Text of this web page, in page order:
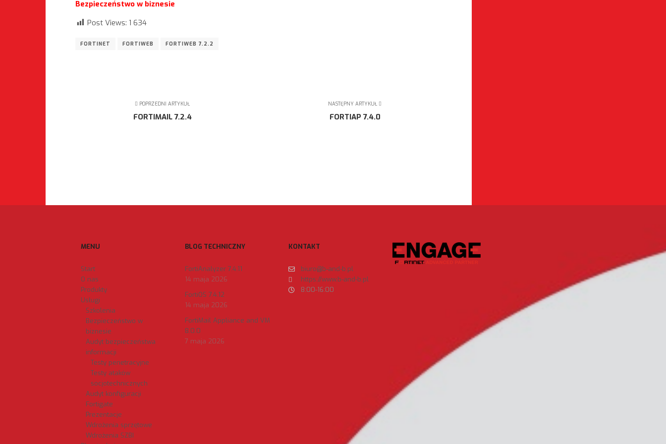
Bezpieczeństwo w biznesie
Post Views: 1 634
FORTINET FORTIWEB FORTIWEB 7.2.2
POPRZEDNI ARTYKUŁ
FORTIMAIL 7.2.4
NASTĘPNY ARTYKUŁ
FORTIAP 7.4.0
MENU
Start
O nas
Produkty
Usługi
Szkolenia
Bezpieczeństwo w
biznesie
Audyt bezpieczeństwa
informacji
Testy penetracyjne
Testy ataków
socjotechnicznych
Audyt konfiguracji
Fortigate
Prezentacje
Wdrożenia sprzętowe
Wdrożenia SZBI
BLOG TECHNICZNY
FortiAnalyzer 7.4.11
14 maja 2026
FortiOS 7.4.12
14 maja 2026
FortiMail Appliance and VM
8.0.0
7 maja 2026
KONTAKT
biuro@b-and-b.pl
https://www.b-and-b.pl
8:00-16:00